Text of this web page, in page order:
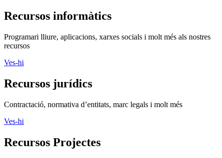
Recursos informàtics
Programari lliure, aplicacions, xarxes socials i molt més als nostres
recursos
Ves-hi
Recursos jurídics
Contractació, normativa d’entitats, marc legals i molt més
Ves-hi
Recursos Projectes